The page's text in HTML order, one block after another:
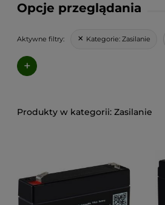
Opcje przeglądania
Aktywne filtry: Kategorie: Zasilanie
+
Zasilanie